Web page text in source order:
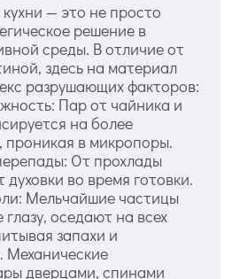
— это не просто
решение в
среды. В отличие от
здесь на материал
разрушающих факторов:
Пар от чайника и
на более
проникая в микропоры.
От прохлады
во время готовки.
Мельчайшие частицы
оседают на всех
запахи и
Механические
дверцами, спинами